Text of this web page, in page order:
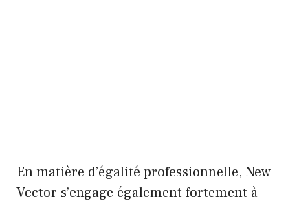
En matière d’égalité professionnelle, New
Vector s’engage également fortement à